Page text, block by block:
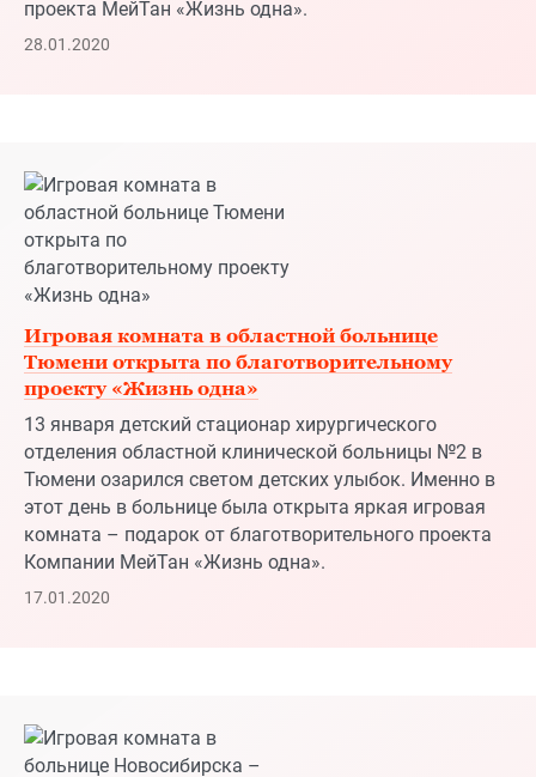
Игровая комната в областной больнице
Тюмени открыта по благотворительному
проекту «Жизнь одна»
13 января детский стационар хирургического
отделения областной клинической больницы №2 в
Тюмени озарился светом детских улыбок. Именно в
этот день в больнице была открыта яркая игровая
комната – подарок от благотворительного проекта
Компании МейТан «Жизнь одна».
17.01.2020
Игровая комната в больнице Новосибирска –
новогодний подарок благотворительного